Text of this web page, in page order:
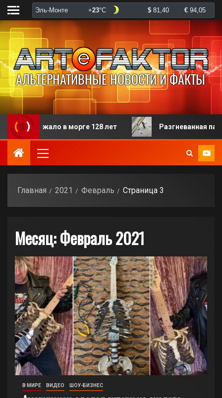
в морге 128 лет Разгневанная пациентка
Главная 2021 Февраль Страница 3
Месяц:Февраль 2021
В МИРЕ ВИДЕО ШОУ-БИЗНЕС